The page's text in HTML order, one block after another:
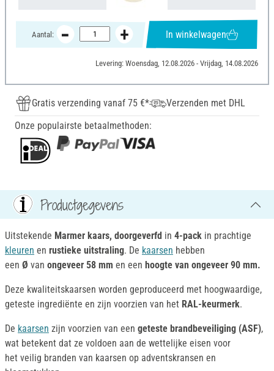
Aantal: In winkelwagen
Levering: Woensdag, 12.08.2026 - Vrijdag, 14.08.2026
Gratis verzending vanaf 75 €*
Verzenden met DHL
Onze populairste betaalmethoden:
Productgegevens
Uitstekende Marmer kaars, doorgeverfd in 4-pack in prachtige
kleuren en rustieke uitstraling. De kaarsen hebben
een Ø van ongeveer 58 mm en een hoogte van ongeveer 90 mm.
Deze kwaliteitskaarsen worden geproduceerd met hoogwaardige,
geteste ingrediënte en zijn voorzien van het RAL-keurmerk.
De kaarsen zijn voorzien van een geteste brandbeveiliging (ASF),
wat betekent dat ze voldoen aan de wettelijke eisen voor
het veilig branden van kaarsen op adventskransen en